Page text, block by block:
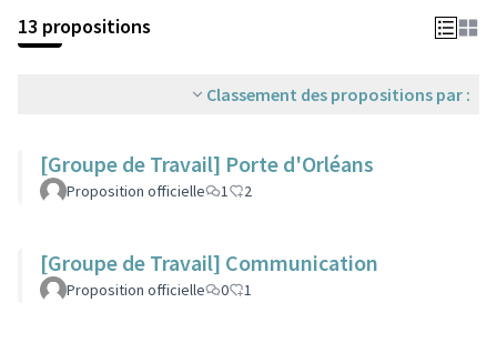
13 propositions
Classement des propositions par :
[Groupe de Travail] Porte d'Orléans
Proposition officielle 1 2
[Groupe de Travail] Communication
Proposition officielle 0 1